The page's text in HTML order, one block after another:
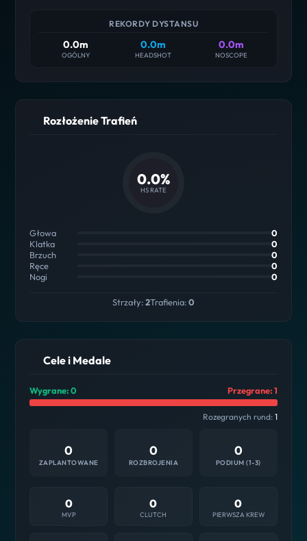
REKORDY DYSTANSU
0.0m
OGÓLNY
0.0m
HEADSHOT
0.0m
NOSCOPE
Rozłożenie Trafień
0.0%
HS RATE
Głowa
0
Klatka
0
Brzuch
0
Ręce
0
Nogi
0
Strzały:2Trafienia:0
Cele i Medale
Wygrane: 0 Przegrane: 1
Rozegranych rund: 1
0
ZAPLANTOWANE
0
ROZBROJENIA
0
PODIUM (1-3)
0
MVP
0
CLUTCH
0
PIERWSZA KREW